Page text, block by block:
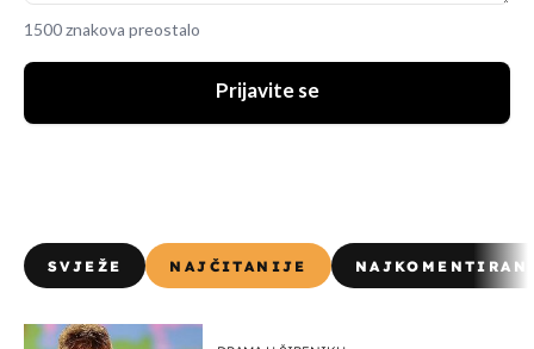
1500 znakova preostalo
Prijavite se
SVJEŽE NAJČITANIJE